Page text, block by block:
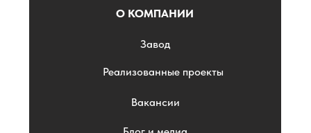
О КОМПАНИИ
Завод
Реализованные проекты
Вакансии